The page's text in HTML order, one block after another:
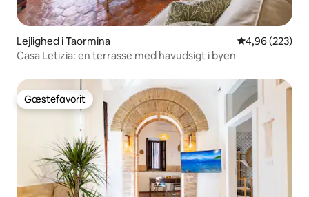
Lejlighed i Taormina 4,96 ud af 5 i
4,96 (223)
Casa Letizia: en terrasse med havudsigt i byen
Gæstefavorit
Gæstefavorit